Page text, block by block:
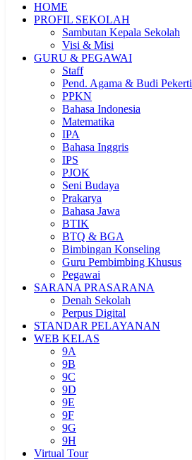
HOME
PROFIL SEKOLAH
Sambutan Kepala Sekolah
Visi & Misi
GURU & PEGAWAI
Staff
Pend. Agama & Budi Pekerti
PPKN
Bahasa Indonesia
Matematika
IPA
Bahasa Inggris
IPS
PJOK
Seni Budaya
Prakarya
Bahasa Jawa
BTIK
BTQ & BGA
Bimbingan Konseling
Guru Pembimbing Khusus
Pegawai
SARANA PRASARANA
Denah Sekolah
Perpus Digital
STANDAR PELAYANAN
WEB KELAS
9A
9B
9C
9D
9E
9F
9G
9H
Virtual Tour